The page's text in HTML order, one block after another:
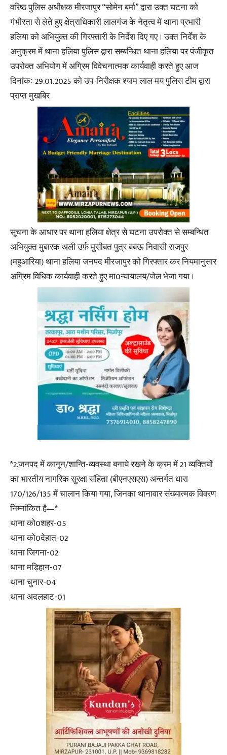
वरिष्ठ पुलिस अधीक्षक मीरजापुर “सोमेन बर्मा” द्वारा उक्त घटना को
गंभीरता से लेते हुए क्षेत्राधिकारी लालगंज के नेतृत्व में थाना प्रभारी
हलिया को अभियुक्त की गिरफ्तारी के निर्देश दिए गए । उक्त निर्देश के
अनुक्रम में थाना हलिया पुलिस द्वारा सम्बन्धित थाना हलिया पर पंजीकृत
उपरोक्त अभियोग में अग्रिम विवेचनात्मक कार्यवाही करते हुए आज
दिनांकः 29.01.2025 को उप-निरीक्षक श्याम लाल मय पुलिस टीम द्वारा
प्राप्त मुखबिर
सूचना के आधार पर थाना हलिया क्षेत्र से घटना उपरोक्त से सम्बन्धित
अभियुक्त मुबारक अली उर्फ मुसीबत पुत्र बबऊ निवासी राजपुर
(महुआरिया) थाना हलिया जनपद मीरजापुर को गिरफ्तार कर नियमानुसार
अग्रिम विधिक कार्यवाही करते हुए मा0न्यायालय/जेल भेजा गया ।
*2.जनपद में कानून/शान्ति-व्यवस्था बनाये रखने के क्रम में 21 व्यक्तियों
का भारतीय नागरिक सुरक्षा संहिता (बीएनएसएस) अन्तर्गत धारा
170/126/135 में चालान किया गया, जिनका थानावार संख्यात्मक विवरण
निम्नांकित है—*
थाना को0शहर-05
थाना को0देहात-02
थाना जिगना-02
थाना मड़िहान-07
थाना चुनार-04
थाना अदलहाट-01